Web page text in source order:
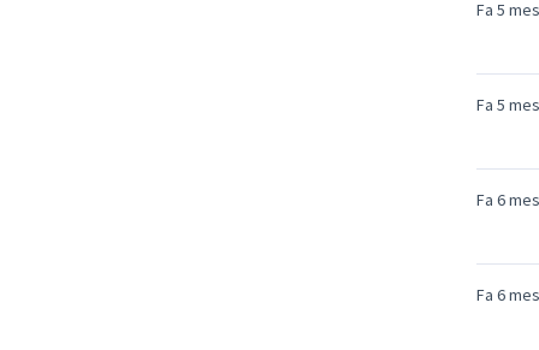
Fa 5
Fa 5
Fa 6
Fa 6